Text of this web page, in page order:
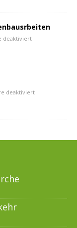
deaktiviert
deaktiviert